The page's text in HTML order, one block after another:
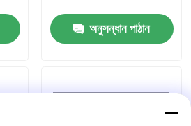
অনুসন্ধান পাঠান